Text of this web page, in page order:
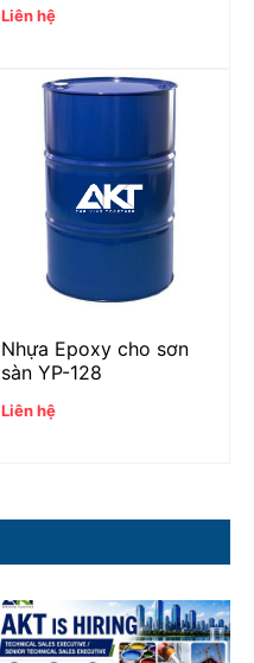
Liên hệ
Nhựa Epoxy cho sơn
sàn YP-128
Liên hệ